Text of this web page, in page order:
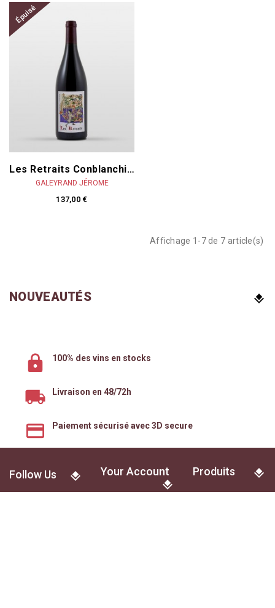
Épuisé
Les Retraits Conblanchien 2023
GALEYRAND JÉROME
137,00 €
Affichage 1-7 de 7 article(s)
NOUVEAUTÉS
100% des vins en stocks
Livraison en 48/72h
Paiement sécurisé avec 3D secure
Follow Us Your Account Produits